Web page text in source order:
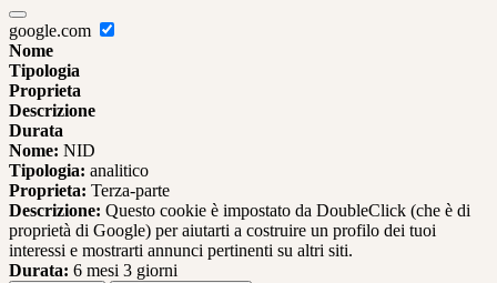
google.com
Nome
Tipologia
Proprieta
Descrizione
Durata
Nome: NID
Tipologia: analitico
Proprieta: Terza-parte
Descrizione: Questo cookie è impostato da DoubleClick (che è di
proprietà di Google) per aiutarti a costruire un profilo dei tuoi
interessi e mostrarti annunci pertinenti su altri siti.
Durata: 6 mesi 3 giorni